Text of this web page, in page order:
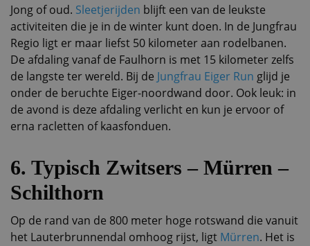
Jong of oud. Sleetjerijden blijft een van de leukste
activiteiten die je in de winter kunt doen. In de Jungfrau
Regio ligt er maar liefst 50 kilometer aan rodelbanen.
De afdaling vanaf de Faulhorn is met 15 kilometer zelfs
de langste ter wereld. Bij de Jungfrau Eiger Run glijd je
onder de beruchte Eiger-noordwand door. Ook leuk: in
de avond is deze afdaling verlicht en kun je ervoor of
erna racletten of kaasfonduen.
6. Typisch Zwitsers – Mürren –
Schilthorn
Op de rand van de 800 meter hoge rotswand die vanuit
het Lauterbrunnendal omhoog rijst, ligt Mürren. Het is